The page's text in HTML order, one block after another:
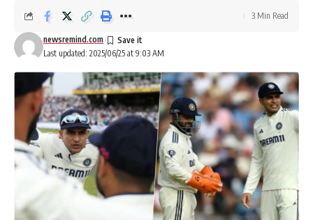
Last updated: 2025/06/25 at 9:03 AM
newsremind.com
3 Min Read